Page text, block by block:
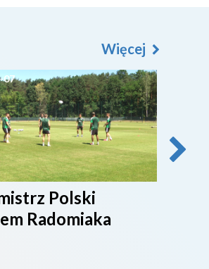
07
Polski
Radomiaka
Więcej